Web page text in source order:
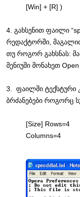
[Win] + [R] )
4. გახსენით ფაილი
რედაქტორში,
თუ როგორ გახსნას:
მენიუში მონახეთ
3. ფაილში ტექსტური
ბრძანებები როგორც
[Size] Rows=4
Columns=4